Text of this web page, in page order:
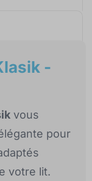
-
vous
pour
votre lit.